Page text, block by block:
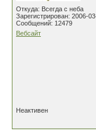
Откуда: Всегда с неба
Зарегистрирован: 2006-
Сообщений: 12479
Вебсайт
Неактивен